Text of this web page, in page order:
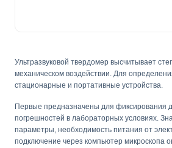
Ультразвуковой твердомер высчитывает
механическом воздействии. Для
стационарные и портативные устройства.
Первые предназначены для фиксирования
погрешностей в лабораторных условиях.
параметры, необходимость питания от
подключение через компьютер микроскопа